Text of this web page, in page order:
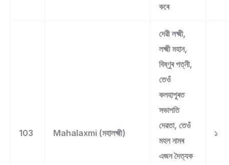
কৰে
103 Mahalaxmi (মহালক্ষ্মী)
দেৱী লক্ষ্মী,
লক্ষ্মী মহান,
বিষ্ণুৰ পত্নী,
তেওঁ
কলহাপুৰত
সভাপতি
দেৱতা, তেওঁ
মহল নামৰ
এজন দৈত্যক
১